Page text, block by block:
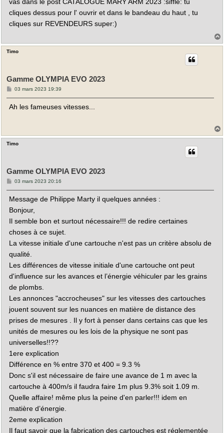
g
vas dans le post CATALOGUE MARY ARM 2023 :siffle: tu
cliques dessus pour l' ouvrir et dans le bandeau du haut , tu
cliques sur REVENDEURS super:)
Timo
Gamme OLYMPIA EVO 2023
M
s
03 mars 2023 19:39
Ah les fameuses vitesses...
Timo
Gamme OLYMPIA EVO 2023
M
s
g
03 mars 2023 20:16
Message de Philippe Marty il quelques années :
Bonjour,
Il semble bon et surtout nécessaire!!! de redire certaines
choses à ce sujet.
La vitesse initiale d'une cartouche n'est pas un critère absolu de
qualité.
Les différences de vitesse initiale d'une cartouche ont peut
d'influence sur les avances et l’énergie véhiculer par les grains
de plombs.
Les annonces "accrocheuses" sur les vitesses des cartouches
jouent souvent sur les nuances en matière de distance des
prises de mesures . Il y fort à penser dans certains cas que les
unités de mesures ou les lois de la physique ne sont pas
universelles!!??
1ere explication
Différence en % entre 370 et 400 = 9.3 %
Donc s'il est nécessaire de faire une avance de 1 m avec la
cartouche à 400m/s il faudra faire 1m plus 9.3% soit 1.09 m.
Quelle affaire! même plus la peine d'en parler!!! idem en
matière d’énergie.
2eme explication
Il faut savoir que la fabrication des cartouches est réglementée